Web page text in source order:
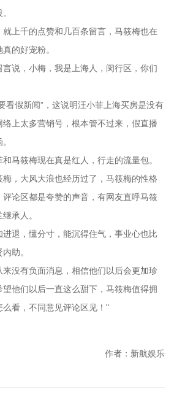
上千的点赞和几百条留言，马筱梅也在
的好宠粉。
说，小梅，我是上海人，闵行区，你们
假新闻”，这说明汪小菲上海买房是没有
上太多营销号，根本管不过来，假直播
筱梅现在真是红人，行走的流量包。
，大风大浪也经历过了，马筱梅的性格
评论区都是夸赞的声音，有网友直呼马筱
承人。
退，懂分寸，能沉得住气，事业心也比
助。
没有负面消息，相信他们以后会更加珍
他们以后一直这么甜下，马筱梅值得拥
看，不同意见评论区见！"
作者：新航娱乐